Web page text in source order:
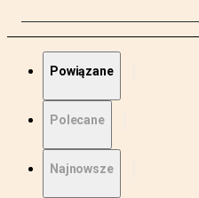
Powiązane
Polecane
Najnowsze